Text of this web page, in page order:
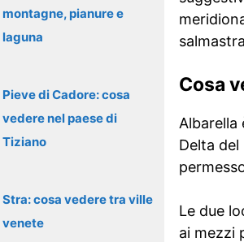
Cosa
Albarella
Delta
Le due
ai mezzi
montagne, pianure e
laguna
Pieve di Cadore: cosa
vedere nel paese di
Tiziano
Stra: cosa vedere tra ville
venete